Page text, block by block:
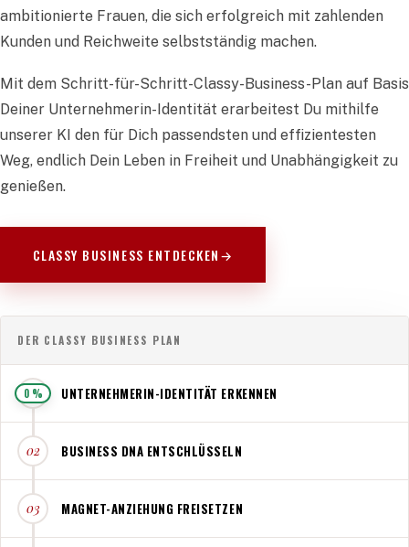
ambitionierte Frauen, die sich erfolgreich mit zahlenden
Kunden und Reichweite selbstständig machen.
Mit dem Schritt-für-Schritt-Classy-Business-Plan auf Basis
Deiner Unternehmerin-Identität erarbeitest Du mithilfe
unserer KI den für Dich passendsten und effizientesten
Weg, endlich Dein Leben in Freiheit und Unabhängigkeit zu
genießen.
CLASSY BUSINESS ENTDECKEN→
DER CLASSY BUSINESS PLAN
0 %
01 UNTERNEHMERIN-IDENTITÄT ERKENNEN
02 BUSINESS DNA ENTSCHLÜSSELN
03 MAGNET-ANZIEHUNG FREISETZEN